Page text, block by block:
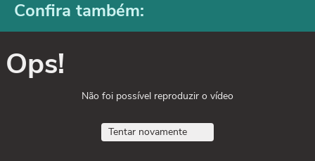
Confira também:
Ops!
Não foi possível reproduzir o vídeo
Tentar novamente